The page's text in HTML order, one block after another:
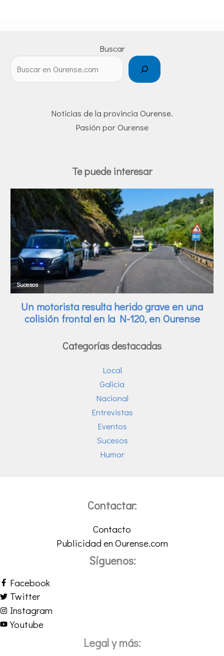
Buscar
Noticias de la provincia Ourense.
Pasión por Ourense
Te puede interesar
Categorías destacadas
Local
Galicia
Nacional
Entrevistas
Eventos
Sucesos
Humor
Contactar:
Contacto
Publicidad en Ourense.com
Síguenos:
Facebook
Twitter
Instagram
Youtube
Legal y más: